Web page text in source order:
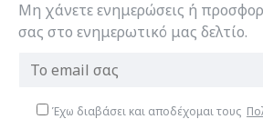
Μη χάνετε ενημερώσεις ή
σας στο ενημερωτικό μας δελτίο.
Έχω διαβάσει και αποδέχομαι τους